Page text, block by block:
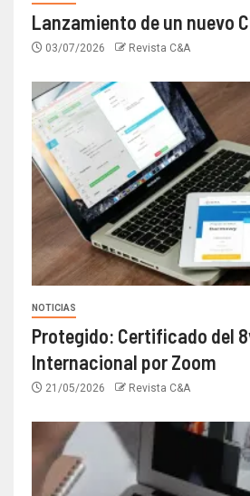
Lanzamiento de un nuevo
03/07/2026 Revista C&A
NOTICIAS
Protegido: Certificado del
Internacional por Zoom
21/05/2026 Revista C&A